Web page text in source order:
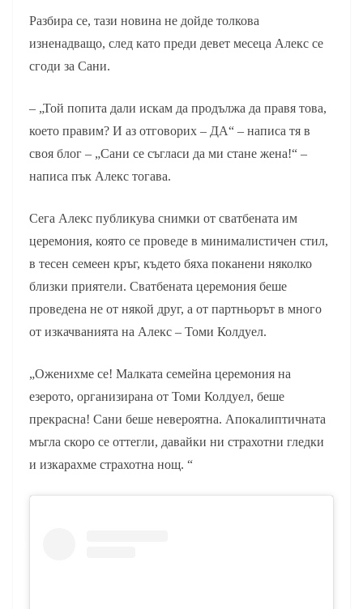
Разбира се, тази новина не дойде толкова
изненадващо, след като преди девет месеца Алекс се
сгоди за Сани.
– „Той попита дали искам да продължа да правя това,
което правим? И аз отговорих – ДА“ – написа тя в
своя блог – „Сани се съгласи да ми стане жена!“ –
написа пък Алекс тогава.
Сега Алекс публикува снимки от сватбената им
церемония, която се проведе в минималистичен стил,
в тесен семеен кръг, където бяха поканени няколко
близки приятели. Сватбената церемония беше
проведена не от някой друг, а от партньорът в много
от изкачванията на Алекс – Томи Колдуел.
„Оженихме се! Малката семейна церемония на
езерото, организирана от Томи Колдуел, беше
прекрасна! Сани беше невероятна. Апокалиптичната
мъгла скоро се оттегли, давайки ни страхотни гледки
и изкарахме страхотна нощ. “